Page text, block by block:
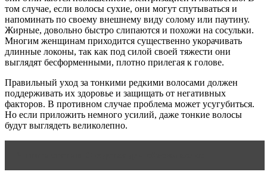
том случае, если волосы сухие, они могут спутываться и
напоминать по своему внешнему виду солому или паутину.
Жирные, довольно быстро слипаются и похожи на сосульки.
Многим женщинам приходится существенно укорачивать
длинные локоны, так как под силой своей тяжести они
выглядят бесформенными, плотно прилегая к голове.
Правильный уход за тонкими редкими волосами должен
поддерживать их здоровье и защищать от негативных
факторов. В противном случае проблема может усугубиться.
Но если приложить немного усилий, даже тонкие волосы
будут выглядеть великолепно.